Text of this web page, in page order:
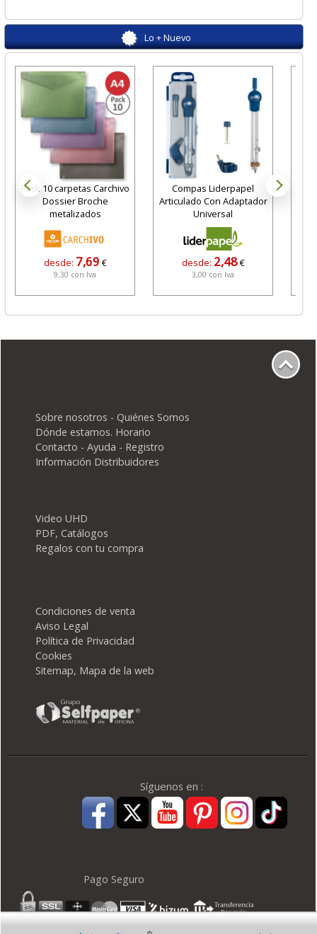
Lo + Nuevo
Pack 10 carpetas Carchivo
Dossier Broche
metalizados
desde: 7,69 €
9,30 con Iva
Compas Liderpapel
Articulado Con Adaptador
Universal
desde: 2,48€
3,00 con Iva
Sobre nosotros - Quiénes Somos
Dónde estamos. Horario
Contacto - Ayuda - Registro
Información Distribuidores
Video UHD
PDF, Catálogos
Regalos con tu compra
Condiciones de venta
Aviso Legal
Política de Privacidad
Cookies
Sitemap, Mapa de la web
Síguenos en :
Pago Seguro